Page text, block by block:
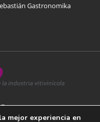
Gastronomika
mejor experiencia en